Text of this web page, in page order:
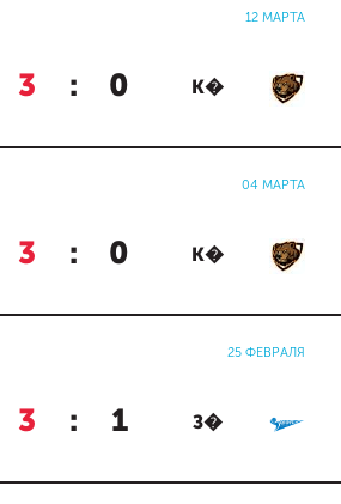
12 МАРТА
3 : 0 К�
04 МАРТА
3 : 0 К�
25 ФЕВРАЛЯ
3 : 1 З�